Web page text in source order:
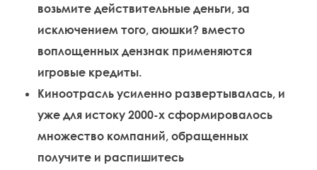
возьмите действительные деньги, за
исключением того, аюшки? вместо
воплощенных дензнак применяются
игровые кредиты.
Киноотрасль усиленно развертывалась, и
уже для истоку 2000-х сформировалось
множество компаний, обращенных
получите и распишитесь